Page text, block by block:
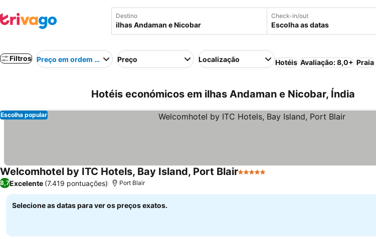
Destino Check-in/out
Escolha as datas
Filtros Preço em ordem crescentePreço Localização Hotéis Avaliação: 8,0+ Praia
Hotéis económicos em ilhas Andaman e Nicobar, Índia
Escolha popular
Welcomhotel by ITC Hotels, Bay Island, Port Blair5 Estrelas
8,7Excelente (7.419 pontuações) Port Blair
Selecione as datas para ver os preços exatos.